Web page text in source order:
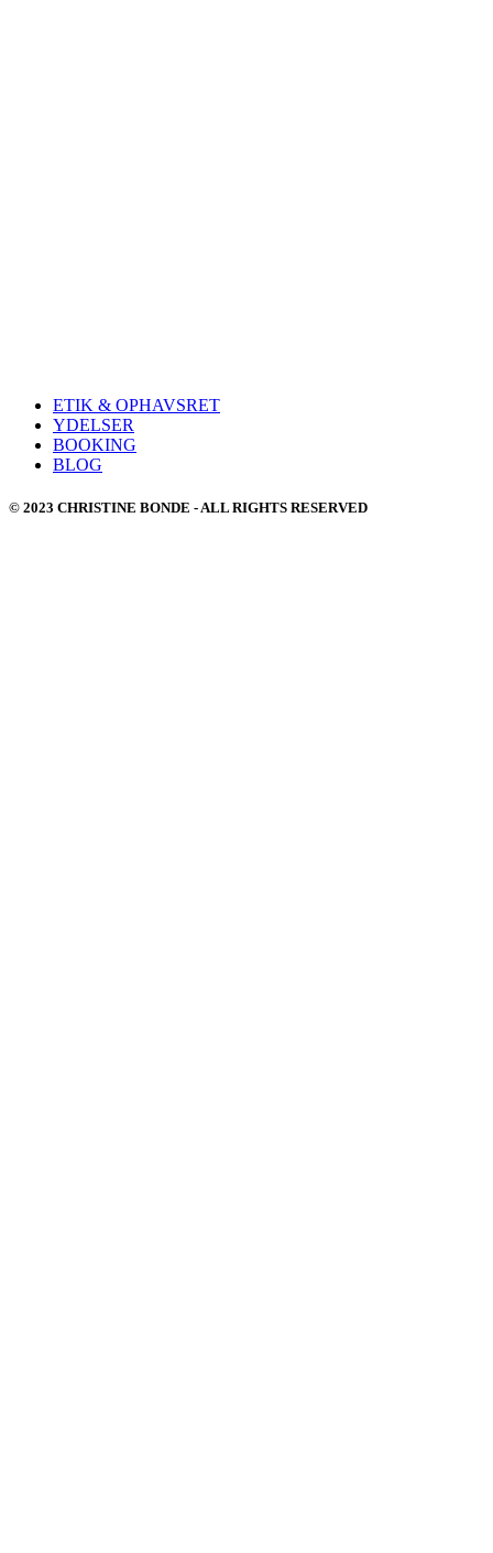
ETIK & OPHAVSRET
YDELSER
BOOKING
BLOG
© 2023 CHRISTINE BONDE - ALL RIGHTS RESERVED